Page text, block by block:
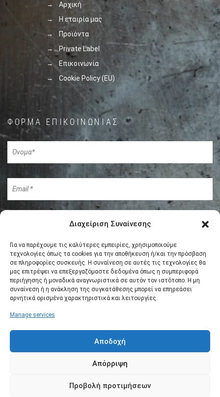
Διαχείριση Συναίνεσης
Για να παρέχουμε τις καλύτερες εμπειρίες, χρησιμοποιούμε
τεχνολογίες όπως τα cookies για την αποθήκευση ή/και την πρόσβαση
σε πληροφορίες συσκευής. Η συναίνεση σε αυτές τις τεχνολογίες θα
μας επιτρέψει να επεξεργαζόμαστε δεδομένα όπως η συμπεριφορά
περιήγησης ή μοναδικά αναγνωριστικά σε αυτόν τον ιστότοπο. Η μη
συναίνεση ή η ανάκληση της συγκατάθεσης μπορεί να επηρεάσει
αρνητικά ορισμένα χαρακτηριστικά και λειτουργίες.
Manage services
Αποδοχή
Απόρριψη
Προβολή προτιμήσεων
Αρχική
Η εταιρία μας
Προϊόντα
Private Label
Επικοινωνία
Cookie Policy (EU)
ΦΌΡΜΑ ΕΠΙΚΟΙΝΩΝΊΑΣ
viohal . All rights reserved. Powered by |